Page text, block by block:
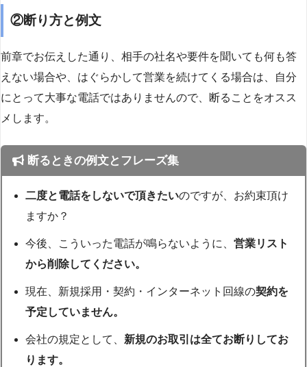
②断り方と例文
前章でお伝えした通り、相手の社名や要件を聞いても何も答
えない場合や、はぐらかして営業を続けてくる場合は、自分
にとって大事な電話ではありませんので、断ることをオスス
メします。
断るときの例文とフレーズ集
二度と電話をしないで頂きたいのですが、お約束頂け
ますか？
今後、こういった電話が鳴らないように、営業リスト
から削除してください。
現在、新規採用・契約・インターネット回線の契約を
予定していません。
会社の規定として、 新規のお取引は全てお断りしてお
ります。